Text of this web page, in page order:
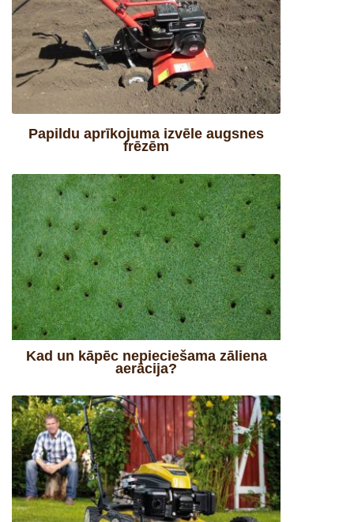
Papildu aprīkojuma izvēle augsnes
frēzēm
Kad un kāpēc nepieciešama zāliena
aerācija?